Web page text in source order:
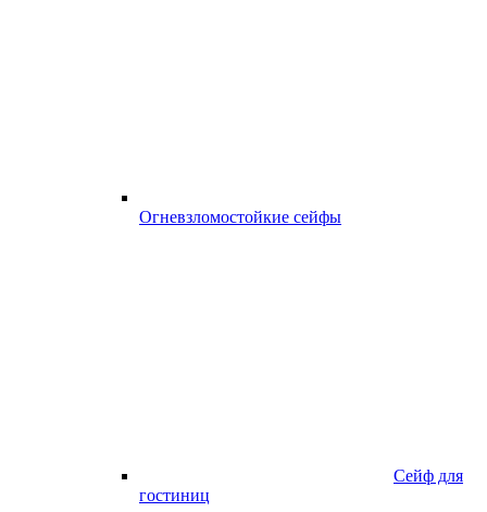
Огневзломостойкие сейфы
Сейф для
гостиниц